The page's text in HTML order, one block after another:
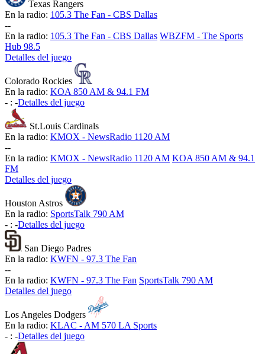
Texas Rangers
En la radio: 105.3 The Fan - CBS Dallas
--
En la radio: 105.3 The Fan - CBS Dallas WBZFM - The Sports
Hub 98.5
Detalles del juego
Colorado Rockies
En la radio: KOA 850 AM & 94.1 FM
- : -Detalles del juego
St.Louis Cardinals
En la radio: KMOX - NewsRadio 1120 AM
--
En la radio: KMOX - NewsRadio 1120 AM KOA 850 AM & 94.1
FM
Detalles del juego
Houston Astros
En la radio: SportsTalk 790 AM
- : -Detalles del juego
San Diego Padres
En la radio: KWFN - 97.3 The Fan
--
En la radio: KWFN - 97.3 The Fan SportsTalk 790 AM
Detalles del juego
Los Angeles Dodgers
En la radio: KLAC - AM 570 LA Sports
- : -Detalles del juego